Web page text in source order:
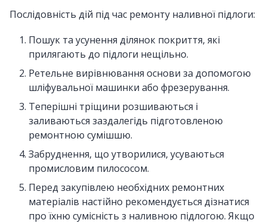
Послідовність дій під час ремонту наливної підлоги:
Пошук та усунення ділянок покриття, які
прилягають до підлоги нещільно.
Ретельне вирівнювання основи за допомогою
шліфувальної машинки або фрезерування.
Теперішні тріщини розшиваються і
заливаються заздалегідь підготовленою
ремонтною сумішшю.
Забруднення, що утворилися, усуваються
промисловим пилососом.
Перед закупівлею необхідних ремонтних
матеріалів настійно рекомендується дізнатися
про їхню сумісність з наливною підлогою. Якщо